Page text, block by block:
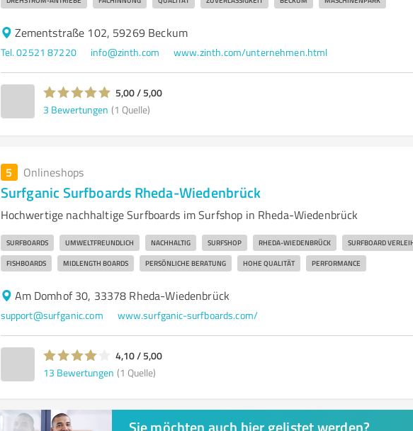
Zementstraße 102, 59269 Beckum
Tel. 02521 87220 info@zinth.com www.zinth.com/unternehmen.html
5,00 / 5,00
3 Bewertungen (1 Quelle)
5 Onlineshops
Surfganic Surfboards Rheda-Wiedenbrück
Hochwertige nachhaltige Surfboards im Surfshop in Rheda-Wiedenbrück
SURFBOARDS UMWELTFREUNDLICH NACHHALTIG SURFSHOP RHEDA-WIEDENBRÜCK SURFBOARD
FISHBOARDS MIDLENGTH BOARDS PERSÖNLICHE BERATUNG HOHE QUALITÄT PERFORMANCE
Am Domhof 30, 33378 Rheda-Wiedenbrück
support@surfganic.com www.surfganic-surfboards.com/
4,10 / 5,00
13 Bewertungen (1 Quelle)
Sie möchten auch hier gelistet werden?